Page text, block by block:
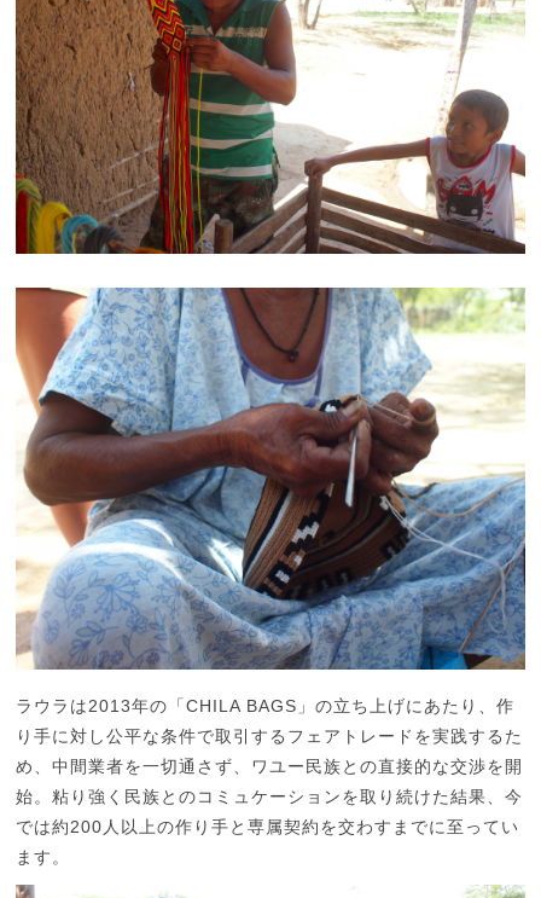
ラウラは2013年の「CHILA BAGS」の立ち上げにあたり、作
り手に対し公平な条件で取引するフェアトレードを実践するた
め、中間業者を一切通さず、ワユー民族との直接的な交渉を開
始。粘り強く民族とのコミュケーションを取り続けた結果、今
では約200人以上の作り手と専属契約を交わすまでに至ってい
ます。